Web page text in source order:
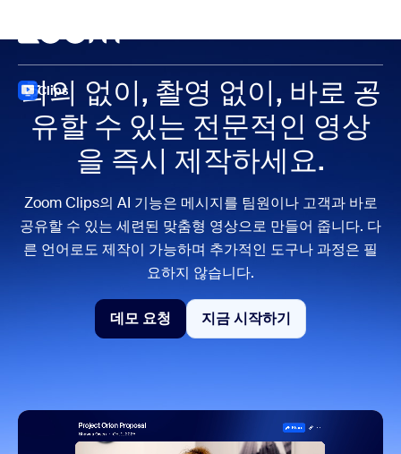
Clips
회의 없이, 촬영 없이, 바로 공
유할 수 있는 전문적인 영상
을 즉시 제작하세요.
Zoom Clips의 AI 기능은 메시지를 팀원이나 고객과 바로
공유할 수 있는 세련된 맞춤형 영상으로 만들어 줍니다. 다
른 언어로도 제작이 가능하며 추가적인 도구나 과정은 필
요하지 않습니다.
데모 요청
데모 요청
지금 시작하기
지금 시작하기